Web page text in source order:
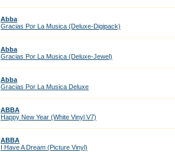
Abba
Gracias Por La Musica (Deluxe-Digipack)
Abba
Gracias Por La Musica (Deluxe-Jewel)
Abba
Gracias Por La Musica Deluxe
ABBA
Happy New Year (White Vinyl V7)
ABBA
I Have A Dream (Picture Vinyl)